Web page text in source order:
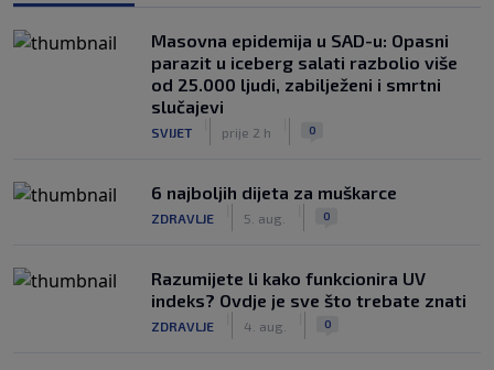
Masovna epidemija u SAD-u: Opasni
parazit u iceberg salati razbolio više
od 25.000 ljudi, zabilježeni i smrtni
slučajevi
SVIJET prije 2 h 0
6 najboljih dijeta za muškarce
ZDRAVLJE 5. aug. 0
Razumijete li kako funkcionira UV
indeks? Ovdje je sve što trebate znati
ZDRAVLJE 4. aug. 0